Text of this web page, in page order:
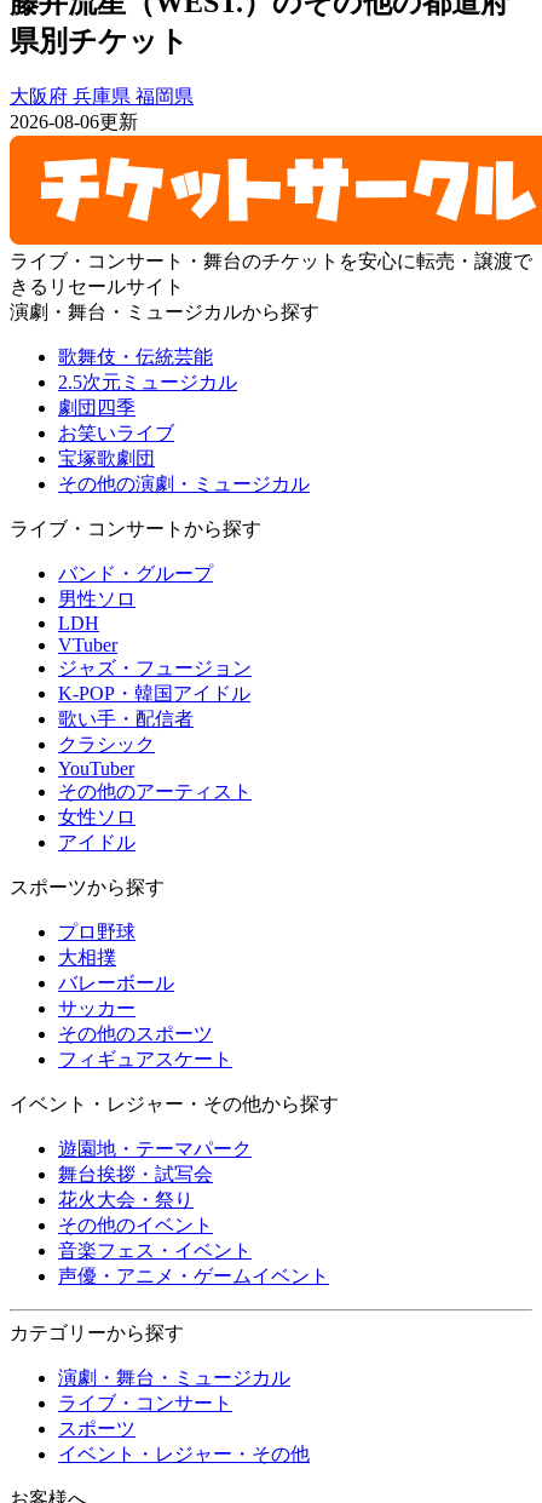
県別チケット
大阪府 兵庫県 福岡県
2026-08-06更新
ライブ・コンサート・舞台のチケットを安心に転売・譲渡で
きるリセールサイト
演劇・舞台・ミュージカルから探す
歌舞伎・伝統芸能
2.5次元ミュージカル
劇団四季
お笑いライブ
宝塚歌劇団
その他の演劇・ミュージカル
ライブ・コンサートから探す
バンド・グループ
男性ソロ
LDH
VTuber
ジャズ・フュージョン
K-POP・韓国アイドル
歌い手・配信者
クラシック
YouTuber
その他のアーティスト
女性ソロ
アイドル
スポーツから探す
プロ野球
大相撲
バレーボール
サッカー
その他のスポーツ
フィギュアスケート
イベント・レジャー・その他から探す
遊園地・テーマパーク
舞台挨拶・試写会
花火大会・祭り
その他のイベント
音楽フェス・イベント
声優・アニメ・ゲームイベント
カテゴリーから探す
演劇・舞台・ミュージカル
ライブ・コンサート
スポーツ
イベント・レジャー・その他
お客様へ